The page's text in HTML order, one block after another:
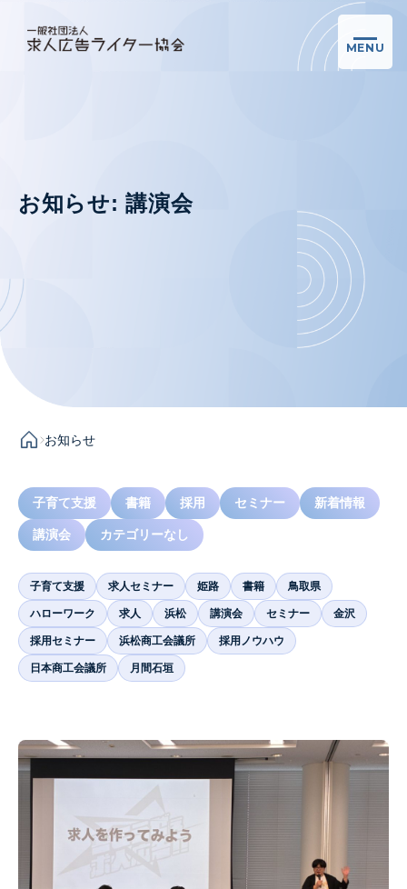
MENU
お知らせ: 講演会
お知らせ
子育て支援 書籍 採用 セミナー 新着情報
講演会 カテゴリーなし
子育て支援 求人セミナー 姫路 書籍 鳥取県
ハローワーク 求人 浜松 講演会 セミナー 金沢
採用セミナー 浜松商工会議所 採用ノウハウ
日本商工会議所 月間石垣